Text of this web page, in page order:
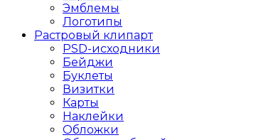
Эмблемы
Логотипы
Растровый клипарт
PSD-исходники
Бейджи
Буклеты
Визитки
Карты
Наклейки
Обложки